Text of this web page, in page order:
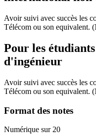
Avoir suivi avec succès les
Télécom ou son equivalent.
Pour les
d'ingénieur
Avoir suivi avec succès les
Télécom ou son equivalent.
Format des notes
Numérique sur 20